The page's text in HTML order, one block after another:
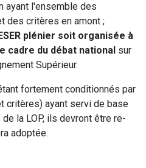
ayant l'ensemble des
des critères en amont ;
plénier soit organisée à
cadre du débat national sur
Supérieur.
fortement conditionnés par
critères) ayant servi de base
la LOP, ils devront être re-
adoptée.